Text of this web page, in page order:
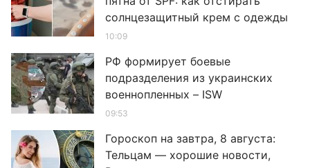
солнцезащитный крем с одежды
10:09
РФ формирует боевые
подразделения из украинских
военнопленных – ISW
09:53
Гороскоп на завтра, 8 августа:
Тельцам — хорошие новости,